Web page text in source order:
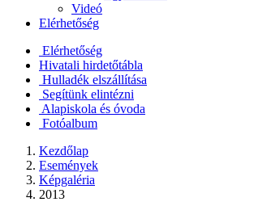
Videó
Elérhetőség
Elérhetőség
Hivatali hirdetőtábla
Hulladék elszállítása
Segítünk elintézni
Alapiskola és óvoda
Fotóalbum
Kezdőlap
Események
Képgaléria
2013